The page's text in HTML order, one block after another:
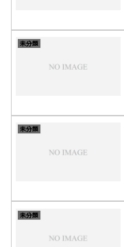
未分類
未分類
未分類